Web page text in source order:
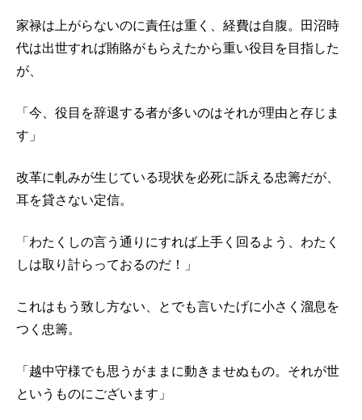
家禄は上がらないのに責任は重く、経費は自腹。田沼時
代は出世すれば賄賂がもらえたから重い役目を目指した
が、
「今、役目を辞退する者が多いのはそれが理由と存じま
す」
改革に軋みが生じている現状を必死に訴える忠籌だが、
耳を貸さない定信。
「わたくしの言う通りにすれば上手く回るよう、わたく
しは取り計らっておるのだ！」
これはもう致し方ない、とでも言いたげに小さく溜息を
つく忠籌。
「越中守様でも思うがままに動きませぬもの。それが世
というものにございます」